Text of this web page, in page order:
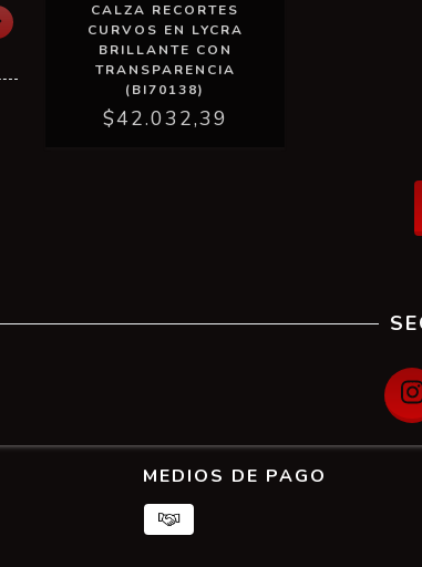
CALZA RECORTES
CURVOS EN LYCRA
BRILLANTE CON
TRANSPARENCIA
(BI70138)
$42.032,39
MEDIOS DE PAGO